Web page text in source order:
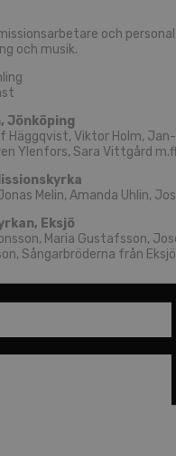
och
och musik.
Jönköping
Häggqvist, Viktor Holm,
Ylenfors, Sara Vittgård
Melin, Amanda Uhlin,
Eksjö
Maria Gustafsson,
Sångarbröderna från